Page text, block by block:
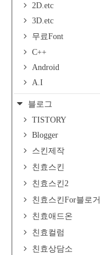
2D.etc
3D.etc
무료Font
C++
Android
A.I
블로그
TISTORY
Blogger
스킨제작
친효스킨
친효스킨2
친효스킨For블로거
친효애드온
친효컬럼
친효상담소